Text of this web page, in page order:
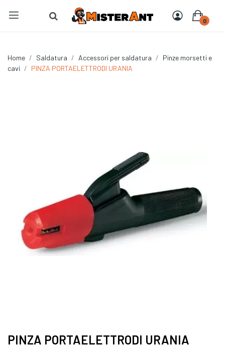
0
Home Saldatura Accessori per saldatura
Pinze morsetti e
cavi
PINZA PORTAELETTRODI URANIA
PINZA PORTAELETTRODI URANIA